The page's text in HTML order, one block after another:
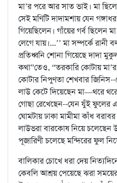
মা’র পরে আর সাত ভাই। মা
সেই মণিটি দাদামশায় যেন
গিয়েছিলেন। গাঁয়ের গর্ব ছিলেন
লেগে যায়।...’’ মা সম্পর্কে
প্রতিধ্বনি শোনা গিয়েছে দাদা
কথা”তেও, “তরকারি কোটায়
কোটার নিপুণতা শেখবার
লাউ কেটে দিয়েছেন মা—থরে
গোছা রেখেছেন--যেন যুঁই ফুলের
ঘোমটায় ঢাকা মামীমা কাঁধ
লাউভরা বারকোষ নিয়ে চলেছেন
পূজারিণী চলেছে মন্দিরের ফুল
বালিকার চোখে ধরা দেয়
কেবলি আশ্রয় পেয়েছে ঝরা